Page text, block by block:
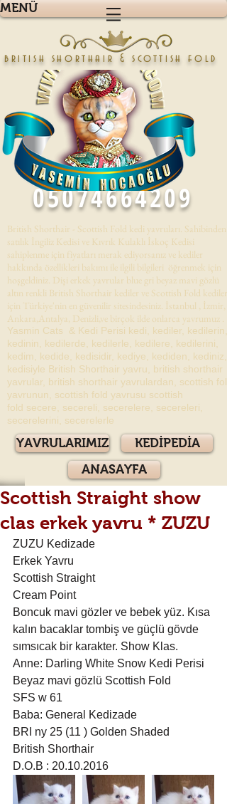
MENÜ
british shorthair & scottish fold
05074664209
British Shorthair - Scottish Fold kedi yavruları. Sahibinden
satılık İngiliz Kedisi ve Kıvrık Kulaklı İskoç Kedisi
sahiplenme için fiyatları merak ediyorsanız ve kediler
hakkında özellikleri bakımı ile ilgili bilgileri öğrenmek için
hoşgeldiniz. Dişi erkek yavrular blue gri beyaz mavi gözlü
altın renkli British Shorthair kediler ve Scottish Fold kedileri
için Türkiye'nin en güvenilir sitesindesiniz. İstanbul , İzmir,
Ankara,Antalya, Denizli,ve birçok ilde onlarca yavrumuz .
Yasmin Cats & Kedi Perisi kedi, kediler, kedilerin,
kedinin, kedilerde, kedilerle, kedilere, kedilerini,
kedim, kedide, kedisidir, kediye, kediden, kediniz,
kedisiyle British Shorthair yavru, british shorthair
yavrular, british shorthair yavrulardan, scottish fold
yavrunun, scottish fold yavrusu scottish
fold secere, secereli, secerelere, secereleri,
secerelerini, secerelerle
YAVRULARIMIZ
KEDİPEDİA
ANASAYFA
Scottish Straight show
clas erkek yavru * ZUZU
ZUZU Kedizade
Erkek Yavru
Scottish Straight
Cream Point
Boncuk mavi gözler ve bebek yüz. Kısa
kalın bacaklar tombiş ve güçlü gövde
sımsıcak bir karakter. Show Klas.
Anne: Darling White Snow Kedi Perisi
Beyaz mavi gözlü Scottish Fold
SFS w 61
Baba: General Kedizade
BRI ny 25 (11 ) Golden Shaded
British Shorthair
D.O.B : 20.10.2016